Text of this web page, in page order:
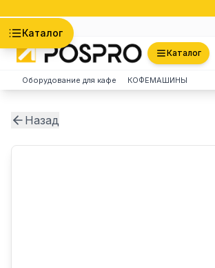
Каталог
Каталог
Оборудование для кафе КОФЕМАШИНЫ
Назад